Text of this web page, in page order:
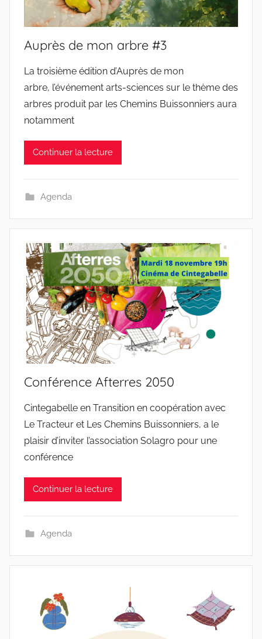
Auprès de mon arbre #3
La troisième édition d’Auprès de mon
arbre, l’événement arts-sciences sur le thème des
arbres produit par les Chemins Buissonniers aura
notamment
Continuer la lecture
Agenda
Conférence Afterres 2050
Cintegabelle en Transition en coopération avec
Le Tracteur et Les Chemins Buissonniers, a le
plaisir d’inviter l’association Solagro pour une
conférence
Continuer la lecture
Agenda